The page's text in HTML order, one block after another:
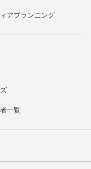
アプランニング
一覧